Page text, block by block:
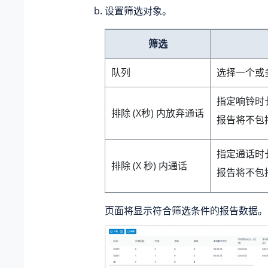
设置筛选对象。
筛选
队列 选择一个或
排除 (X秒) 内放弃通话
指定响铃时
报告将不包
排除 (X 秒) 内通话
指定通话时
报告将不包
页面将显示符合筛选条件的报告数据。